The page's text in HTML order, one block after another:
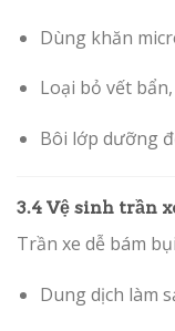
Dùng khăn
Loại bỏ vết
Bôi lớp dưỡng
3.4 Vệ sinh trần
Trần xe dễ bám
Dung dịch làm